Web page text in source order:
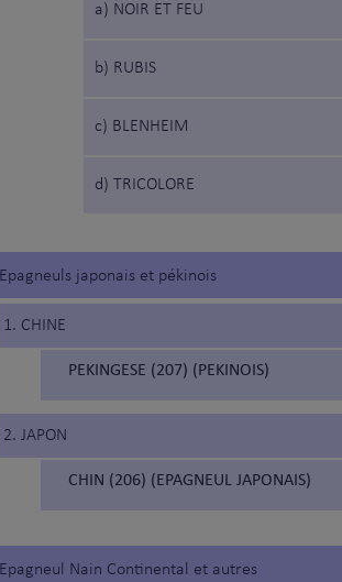
a) NOIR ET FEU
b) RUBIS
c) BLENHEIM
d) TRICOLORE
Epagneuls japonais et pékinois
1. CHINE
PEKINGESE (207) (PEKINOIS)
2. JAPON
CHIN (206) (EPAGNEUL JAPONAIS)
Epagneul Nain Continental et autres